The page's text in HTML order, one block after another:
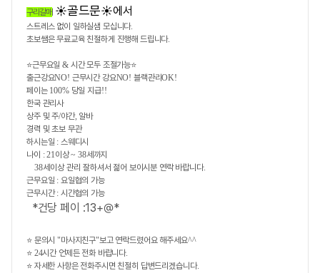
구리갈매 ☀️골드문☀️에서
스트레스 없이 일하실샘 모십니다.
초보쌤은 무료교육 친절하게 진행해 드립니다.
⭐근무요일 & 시간 모두 조절가능⭐
출근강요NO! 근무시간 강요NO!블랙관리OK!
페이는100% 당일 지급!!
한국 관리사
상주 및 주/야간, 알바
경력 및 초보 무관
하시는일 : 스웨디시
나이 : 21이상~ 38세까지
38세이상 관리 잘하셔서 젊어 보이시분 연락 바랍니다.
근무요일 : 요일협의 가능
근무시간: 시간협의 가능
*건당 페이 :13+@*
⭐ 문의시 "마사지친구"보고 연락드렸어요 해주세요^^
⭐24시간 언제든 전화 바랍니다.
⭐ 자세한 사항은 전화주시면 친절히 답변드리겠습니다.